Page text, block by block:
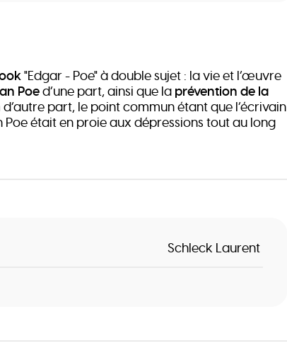
"Edgar - Poe" à double sujet : la vie et l’œuvre
Poed’une part, ainsi que la prévention de la
d’autre part, le point commun étant que l’écrivain
Poe était en proie aux dépressions tout au long
Schleck Laurent